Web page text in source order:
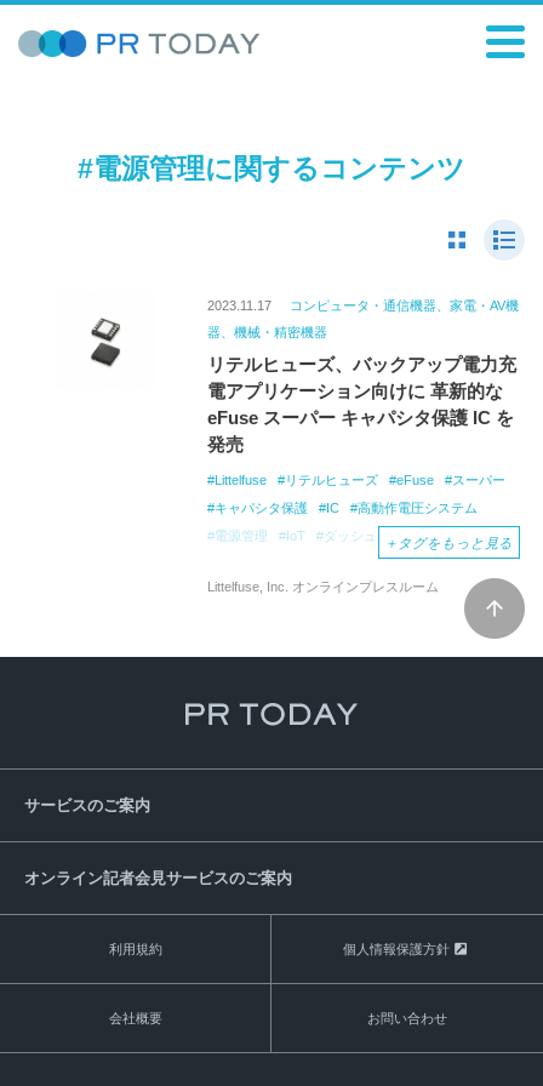
#電源管理に関するコンテンツ
2023.11.17
コンピュータ・通信機器、家電・AV機
器、機械・精密機器
リテルヒューズ、バックアップ電力充
電アプリケーション向けに 革新的な
eFuse スーパー キャパシタ保護 IC を
発売
Littelfuse リテルヒューズ eFuse
スーパー
キャパシタ保護
IC
高動作電圧システム
電源管理
IoT ダッシュボードカメラ
＋ タグをもっと見る
Littelfuse, Inc. オンラインプレスルーム
サービスのご案内
オンライン記者会見サービスのご案内
利用規約 個人情報保護方針
会社概要 お問い合わせ